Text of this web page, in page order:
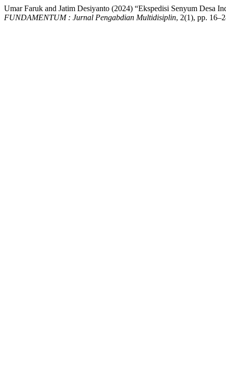
Umar Faruk and Jatim Desiyanto (2024) “Ekspedisi Senyum Desa
FUNDAMENTUM : Jurnal Pengabdian Multidisiplin, 2(1), pp.